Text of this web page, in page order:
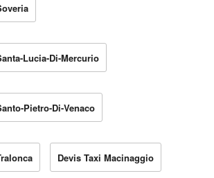
Lucia-Di-Mercurio
Pietro-Di-Venaco
Devis Taxi Macinaggio